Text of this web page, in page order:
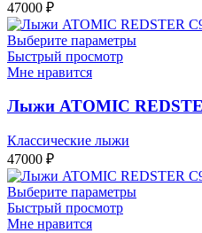
47000 ₽
Выберите параметры
Быстрый просмотр
Мне нравится
Лыжи ATOMIC
Классические лыжи
47000 ₽
Выберите параметры
Быстрый просмотр
Мне нравится